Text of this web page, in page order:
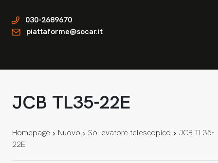
030-2689670
piattaforme@socar.it
JCB TL35-22E
Homepage Nuovo Sollevatore telescopico
JCB TL35-
22E